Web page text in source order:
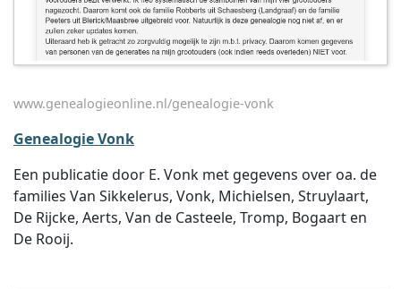
www.genealogieonline.nl/genealogie-vonk
Genealogie Vonk
Een publicatie door E. Vonk met gegevens over oa. de
families Van Sikkelerus, Vonk, Michielsen, Struylaart,
De Rijcke, Aerts, Van de Casteele, Tromp, Bogaart en
De Rooij.